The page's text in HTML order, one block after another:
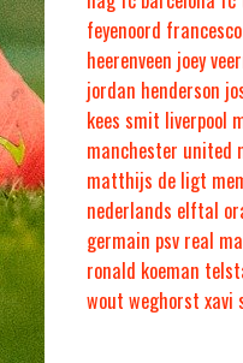
feyenoord
heerenveen joey
jordan henderson
kees smit liverpool
manchester united
matthijs de ligt
nederlands elftal
germain psv real
ronald koeman
wout weghorst xavi